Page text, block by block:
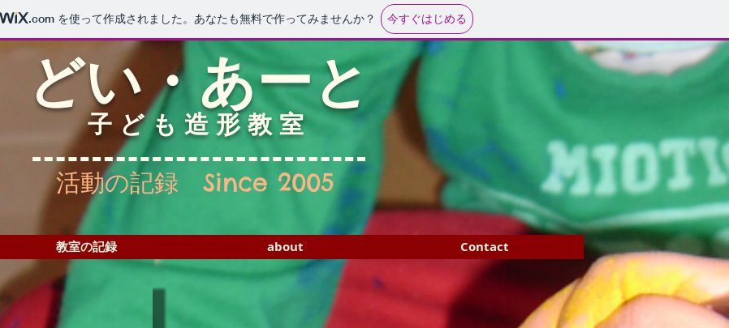
.com を使って作成されました。あなたも無料で作ってみませんか？ 今すぐはじめる
どい・あーと
子ども造形教室
活動の記録 Since 2005
教室の記録 about Contact